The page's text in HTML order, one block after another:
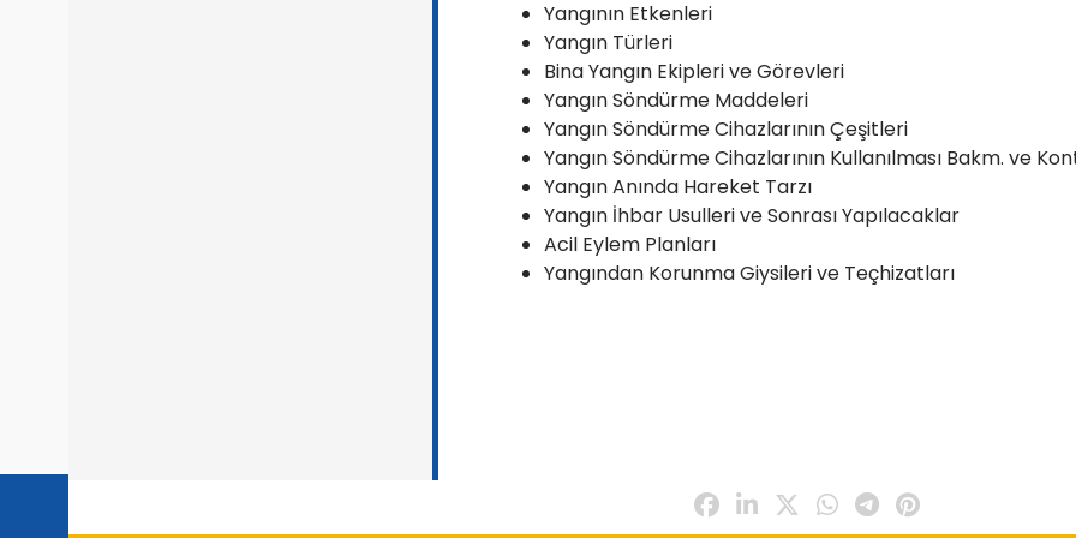
Yangının Etkenleri
Yangın Türleri
Bina Yangın Ekipleri ve Görevleri
Yangın Söndürme Maddeleri
Yangın Söndürme Cihazlarının Çeşitleri
Yangın Söndürme Cihazlarının Kullanılması Bakm. ve
Yangın Anında Hareket Tarzı
Yangın İhbar Usulleri ve Sonrası Yapılacaklar
Acil Eylem Planları
Yangından Korunma Giysileri ve Teçhizatları